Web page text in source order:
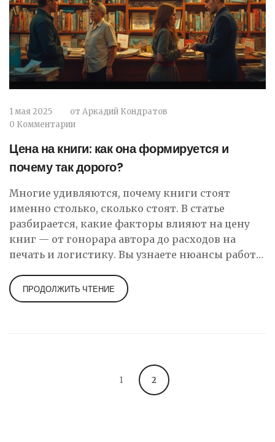
1 мая 2025 от Аркадий Кондратов
0 Комментарии
Цена на книги: как она формируется и
почему так дорого?
Многие удивляются, почему книги стоят
именно столько, сколько стоят. В статье
разбирается, какие факторы влияют на цену
книг — от гонорара автора до расходов на
печать и логистику. Вы узнаете нюансы работы
наценки, и почему электронные книги иногда
не дешевле бумажных. Будет полезно всем, кто
ПРОДОЛЖИТЬ ЧТЕНИЕ
1 2